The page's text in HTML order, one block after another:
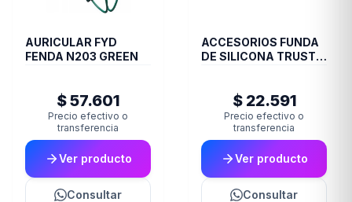
AURICULAR FYD
FENDA N203 GREEN
$ 57.601
Precio efectivo o
transferencia
Ver producto
Consultar
ACCESORIOS FUNDA
DE SILICONA TRUST
$ 22.591
Precio efectivo o
transferencia
Ver producto
Consultar